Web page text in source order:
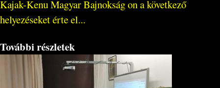
Kajak-Kenu Magyar Bajnokság on a következő
helyezéseket érte el...
További részletek